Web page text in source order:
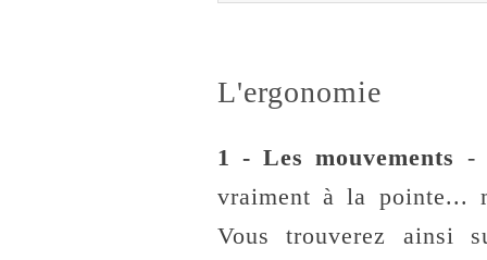
L'ergonomie
1 - Les mouvements -
vraiment à la pointe...
Vous trouverez ainsi